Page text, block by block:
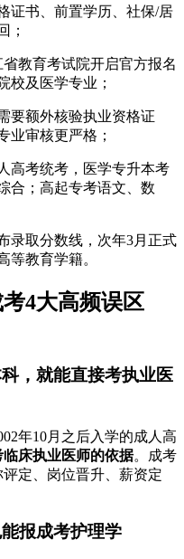
证书、前置学历、社保/居
；
教育考试院开启官方报名
校及医学专业；
要额外核验执业资格证
业审核更严格；
高考统考，医学专升本考
合；高起专考语文、数
录取分数线，次年3月正式
等教育学籍。
4大高频误区
，就能直接考执业医
年10月之后入学的成人高
床执业医师的依据。成考
定、岗位晋升、薪资定
报成考护理学